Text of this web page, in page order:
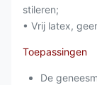
stileren;
• Vrij latex,
Toepassingen
De